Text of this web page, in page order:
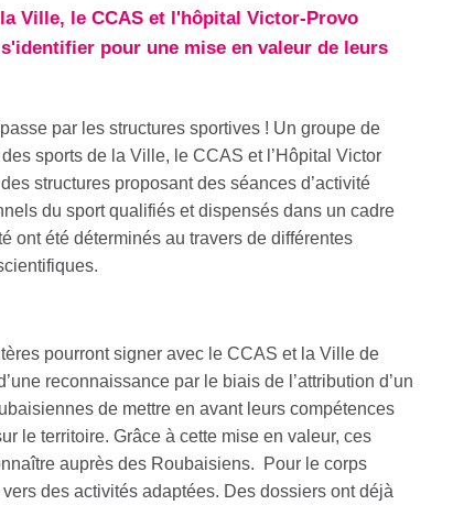
Ville, le CCAS et l'hôpital Victor-Provo
pour une mise en valeur de leurs
par les structures sportives ! Un groupe de
sports de la Ville, le CCAS et l’Hôpital Victor
structures proposant des séances d’activité
du sport qualifiés et dispensés dans un cadre
ont été déterminés au travers de différentes
pourront signer avec le CCAS et la Ville de
reconnaissance par le biais de l’attribution d’un
de mettre en avant leurs compétences
le territoire. Grâce à cette mise en valeur, ces
auprès des Roubaisiens. Pour le corps
des activités adaptées. Des dossiers ont déjà